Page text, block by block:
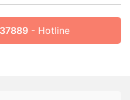
- Hotline